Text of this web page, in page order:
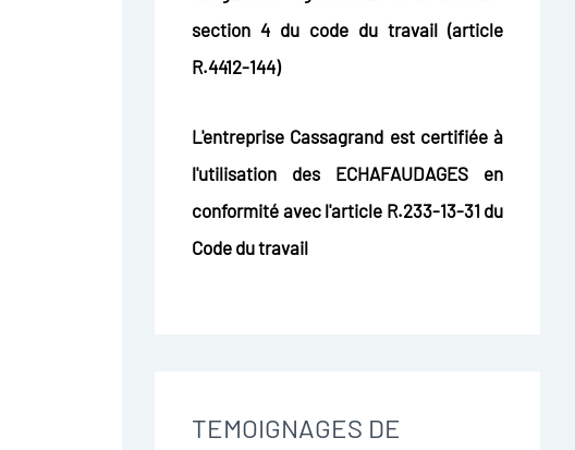
section 4 du code du travail (article
R.4412-144)
L'entreprise Cassagrand est certifiée à
l'utilisation des ECHAFAUDAGES en
conformité avec l'article R.233-13-31 du
Code du travail
TEMOIGNAGES DE